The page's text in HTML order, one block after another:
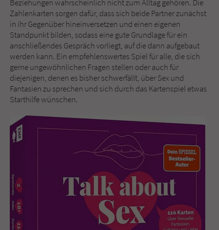
Beziehungen wahrscheinlich nicht zum Alltag gehören. Die
Zahlenkarten sorgen dafür, dass sich beide Partner zunächst
in ihr Gegenüber hineinversetzen und einen eigenen
Standpunkt bilden, sodass eine gute Grundlage für ein
anschließendes Gespräch vorliegt, auf die dann aufgebaut
werden kann. Ein empfehlenswertes Spiel für alle, die sich
gerne ungewöhnlichen Fragen stellen oder auch für
diejenigen, denen es bisher schwerfällt, über Sex und
Fantasien zu sprechen und sich durch das Kartenspiel etwas
Starthilfe wünschen.